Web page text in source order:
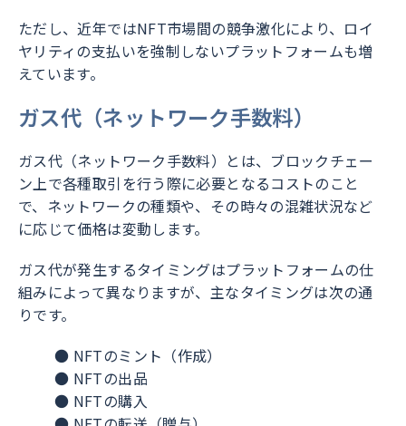
ただし、近年ではNFT市場間の競争激化により、ロイ
ヤリティの支払いを強制しないプラットフォームも増
えています。
ガス代（ネットワーク手数料）
ガス代（ネットワーク手数料）とは、ブロックチェー
ン上で各種取引を行う際に必要となるコストのこと
で、ネットワークの種類や、その時々の混雑状況など
に応じて価格は変動します。
ガス代が発生するタイミングはプラットフォームの仕
組みによって異なりますが、主なタイミングは次の通
りです。
● NFTのミント（作成）
● NFTの出品
● NFTの購入